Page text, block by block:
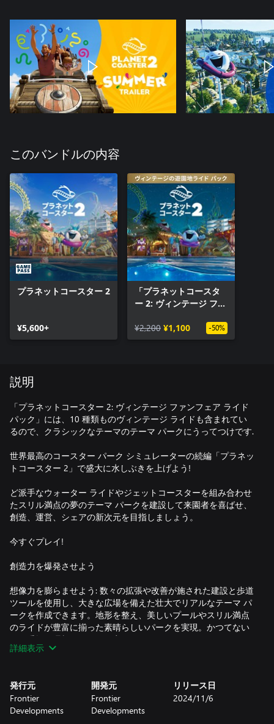
このバンドルの内容
プラネットコースター 2
¥5,600+
「プラネットコースタ
ー 2: ヴィンテージ ファ
ク」
¥2,200 ¥1,100 -50%
説明
「プラネットコースター 2: ヴィンテージ ファンフェア ライド
パック」には、10 種類ものヴィンテージ ライドも含まれてい
るので、クラシックなテーマのテーマ パークにうってつけです.
世界最高のコースター パーク シミュレーターの続編「プラネッ
トコースター 2」で盛大に水しぶきを上げよう!
ど派手なウォーター ライドやジェットコースターを組み合わせ
たスリル満点の夢のテーマ パークを建設して来園者を喜ばせ、
創造、運営、シェアの新次元を目指しましょう。
今すぐプレイ!
創造力を爆発させよう
想像力を膨らませよう: 数々の拡張や改善が施された建設と歩道
ツールを使用し、大きな広場を備えた壮大でリアルなテーマ パ
ークを作成できます。地形を整え、美しいプールやスリル満点
のライドが豊富に揃った素晴らしいパークを実現。かつてない
ほど手軽に理想のパークを実現できるようになりました。
キングや神話といった新登場のエキサイティングなテーマま
で、9 つの特徴あるテーマが用意されています。 何千ものカス
タマイズ可能なピースを自由自在に使って、自分だけのテーマ
詳細表示
発行元
Frontier
Developments
開発元
Frontier
Developments
リリース日
2024/11/6